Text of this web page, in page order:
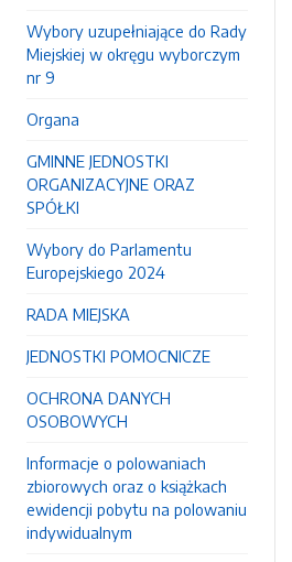
Wybory uzupełniające do Rady
Miejskiej w okręgu wyborczym
nr 9
Organa
GMINNE JEDNOSTKI
ORGANIZACYJNE ORAZ
SPÓŁKI
Wybory do Parlamentu
Europejskiego 2024
RADA MIEJSKA
JEDNOSTKI POMOCNICZE
OCHRONA DANYCH
OSOBOWYCH
Informacje o polowaniach
zbiorowych oraz o książkach
ewidencji pobytu na polowaniu
indywidualnym